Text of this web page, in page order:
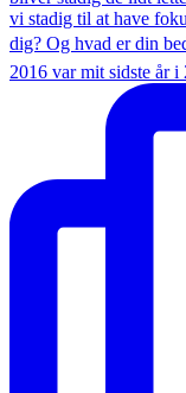
2016 var mit sidste år i